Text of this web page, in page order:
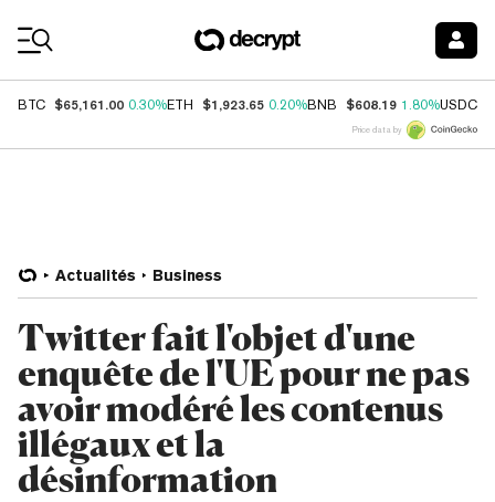
BTC $65,161.00 0.30%ETH $1,923.65 0.20%BNB $608.19 1.80%USDC
Price data by
Actualités Business
Twitter fait l'objet d'une
enquête de l'UE pour ne pas
avoir modéré les contenus
illégaux et la
désinformation